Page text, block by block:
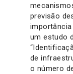
previsão
um estudo
de
o número